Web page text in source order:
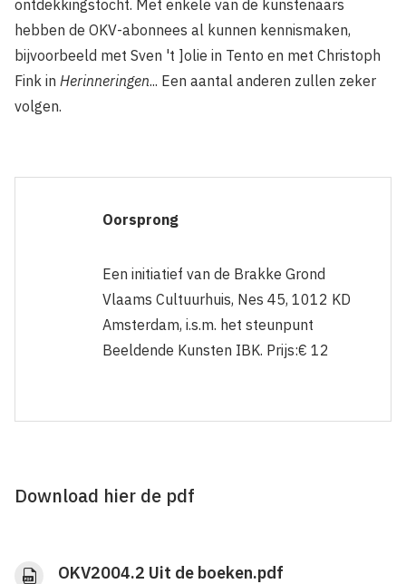
ontdekkingstocht. Met enkele van de kunstenaars
hebben de OKV-abon­nees al kunnen kennismaken,
bijvoorbeeld met Sven 't ]olie in Tento en met Christoph
Fink in Herinneringen... Een aantal anderen zullen zeker
volgen.
Oorsprong
Een initiatief van de Brakke Grond
Vlaams Cultuurhuis, Nes 45, 1012 KD
Amsterdam, i.s.m. het steunpunt
Beeldende Kunsten IBK. Prijs:€ 12
Download hier de pdf
OKV2004.2 Uit de boeken.pdf